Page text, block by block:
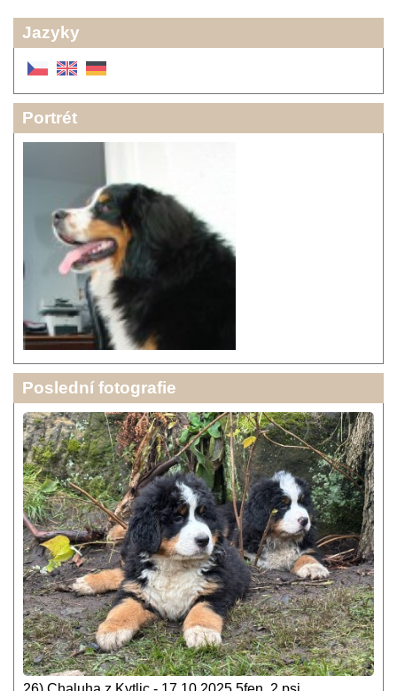
Jazyky
Portrét
Poslední fotografie